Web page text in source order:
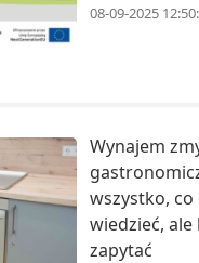
08-09-2025
Wynajem
wszystko, co
wiedzieć, ale
zapytać